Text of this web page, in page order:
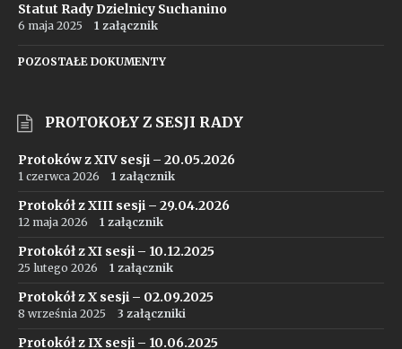
Statut Rady Dzielnicy Suchanino
6 maja 2025 1 załącznik
POZOSTAŁE DOKUMENTY
PROTOKOŁY Z SESJI RADY
Protoków z XIV sesji – 20.05.2026
1 czerwca 2026 1 załącznik
Protokół z XIII sesji – 29.04.2026
12 maja 2026 1 załącznik
Protokół z XI sesji – 10.12.2025
25 lutego 2026 1 załącznik
Protokół z X sesji – 02.09.2025
8 września 2025 3 załączniki
Protokół z IX sesji – 10.06.2025